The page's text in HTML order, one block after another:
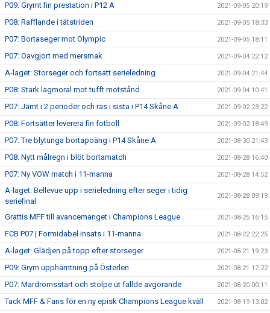
P09: Grymt fin prestation i P12 A 2021-09-05 20:19
P08: Rafflande i tätstriden 2021-09-05 18:33
P07: Bortaseger mot Olympic 2021-09-05 18:11
P07: Oavgjort med mersmak 2021-09-04 22:12
A-laget: Storseger och fortsatt serieledning 2021-09-04 21:44
P08: Stark lagmoral mot tufft motstånd 2021-09-04 10:41
P07: Jämt i 2 perioder och ras i sista i P14 Skåne A 2021-09-02 23:22
P08: Fortsätter leverera fin fotboll 2021-09-02 18:49
P07: Tre blytunga bortapoäng i P14 Skåne A 2021-08-30 21:43
P08: Nytt målregn i blöt bortamatch 2021-08-28 16:40
P07: Ny VOW match i 11-manna 2021-08-28 14:52
A-laget: Bellevue upp i serieledning efter seger i tidig
seriefinal
2021-08-28 09:19
Grattis MFF till avancemanget i Champions League 2021-08-25 16:15
FCB P07 | Formidabel insats i 11-manna 2021-08-22 22:25
A-laget: Glädjen på topp efter storseger 2021-08-21 19:23
P09: Grym upphämtning på Österlen 2021-08-21 17:22
P07: Mardrömsstart och stolpe ut fällde avgörande 2021-08-20 00:11
Tack MFF & Fans för en ny episk Champions League kväll 2021-08-19 13:02